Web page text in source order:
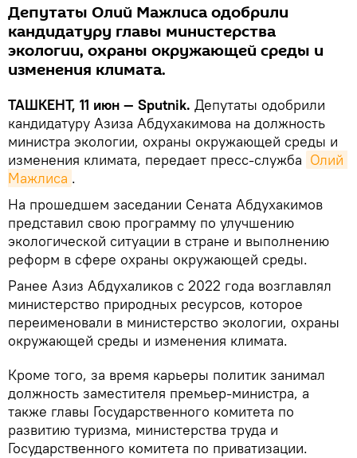
Депутаты Олий Мажлиса одобрили
кандидатуру главы министерства
экологии, охраны окружающей среды и
изменения климата.
ТАШКЕНТ, 11 июн — Sputnik. Депутаты одобрили
кандидатуру Азиза Абдухакимова на должность
министра экологии, охраны окружающей среды и
изменения климата, передает пресс-служба Олий
Мажлиса .
На прошедшем заседании Сената Абдухакимов
представил свою программу по улучшению
экологической ситуации в стране и выполнению
реформ в сфере охраны окружающей среды.
Ранее Азиз Абдухаликов с 2022 года возглавлял
министерство природных ресурсов, которое
переименовали в министерство экологии, охраны
окружающей среды и изменения климата.
Кроме того, за время карьеры политик занимал
должность заместителя премьер-министра, а
также главы Государственного комитета по
развитию туризма, министерства труда и
Государственного комитета по приватизации.